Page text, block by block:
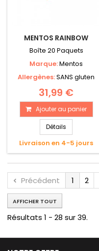
MENTOS RAINBOW
Boîte 20 Paquets
Marque:Mentos
Allergènes:SANS gluten
31,99 €
Ajouter au panier
Détails
Livraison en 4-5 jours
Précédent 1 2
AFFICHER TOUT
Résultats 1 - 28 sur 39.